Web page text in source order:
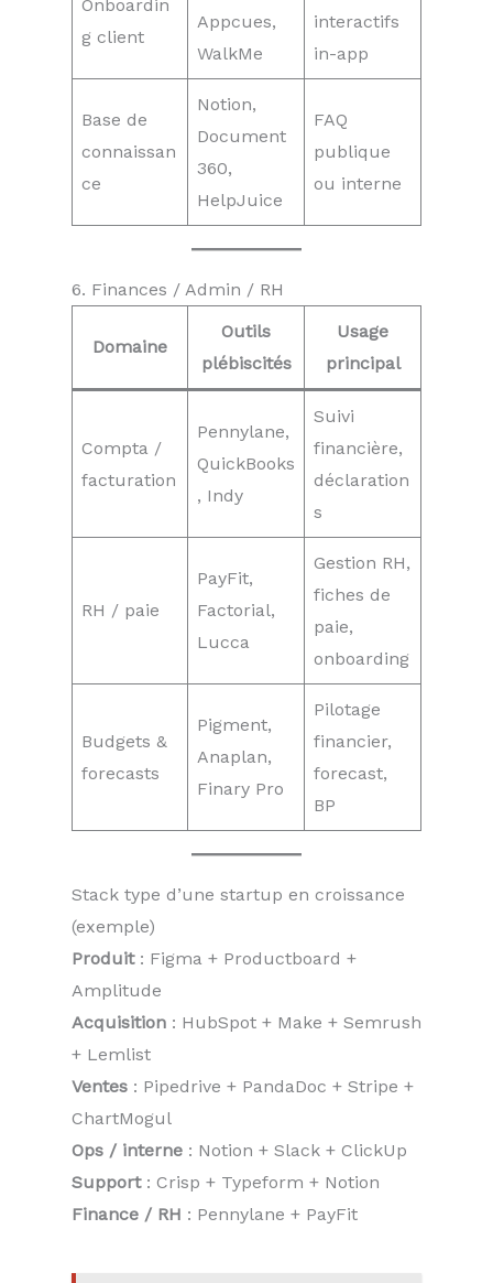
Onboardin
g client
Appcues,
WalkMe
interactifs
in-app
Base de
connaissan
ce
Notion,
Document
360,
HelpJuice
FAQ
publique
ou interne
6. Finances / Admin / RH
Domaine
Outils
plébiscités
Usage
principal
Compta /
facturation
Pennylane,
QuickBooks
, Indy
Suivi
financière,
déclaration
s
RH / paie
PayFit,
Factorial,
Lucca
Gestion RH,
fiches de
paie,
onboarding
Budgets &
forecasts
Pigment,
Anaplan,
Finary Pro
Pilotage
financier,
forecast,
BP
Stack type d’une startup en croissance
(exemple)
Produit: Figma + Productboard +
Amplitude
Acquisition : HubSpot + Make + Semrush
+ Lemlist
Ventes : Pipedrive + PandaDoc + Stripe +
ChartMogul
Ops / interne : Notion + Slack + ClickUp
Support: Crisp + Typeform + Notion
Finance / RH : Pennylane + PayFit